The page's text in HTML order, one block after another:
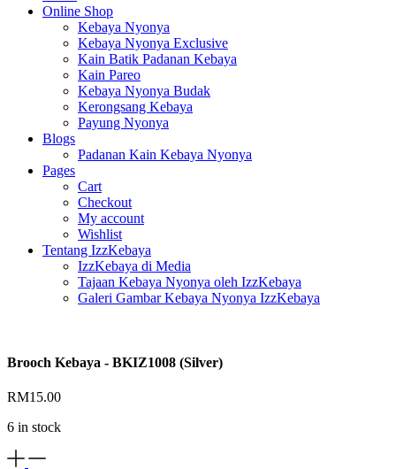
Online Shop
Kebaya Nyonya
Kebaya Nyonya Exclusive
Kain Batik Padanan Kebaya
Kain Pareo
Kebaya Nyonya Budak
Kerongsang Kebaya
Payung Nyonya
Blogs
Padanan Kain Kebaya Nyonya
Pages
Cart
Checkout
My account
Wishlist
Tentang IzzKebaya
IzzKebaya di Media
Tajaan Kebaya Nyonya oleh IzzKebaya
Galeri Gambar Kebaya Nyonya IzzKebaya
Brooch Kebaya - BKIZ1008 (Silver)
RM15.00
6 in stock